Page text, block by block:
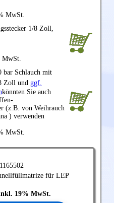
MwSt.
1/8 Zoll,
MwSt.
bar Schlauch mit
Zoll und ggf.
könnten Sie auch
(z.B. von Weihrauch
) verwenden
MwSt.
für LEP
19% MwSt.